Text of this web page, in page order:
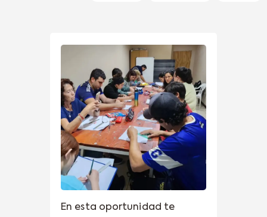
En esta oportunidad te